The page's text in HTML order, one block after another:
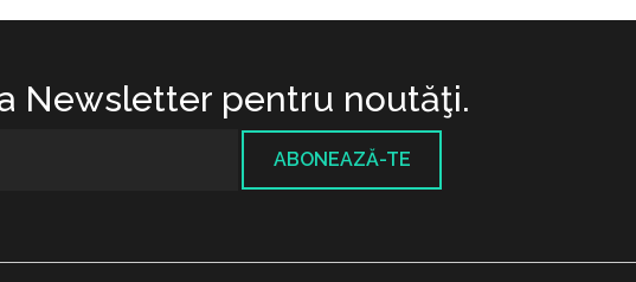
Newsletter pentru noutăţi.
ABONEAZĂ-TE